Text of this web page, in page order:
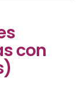
con